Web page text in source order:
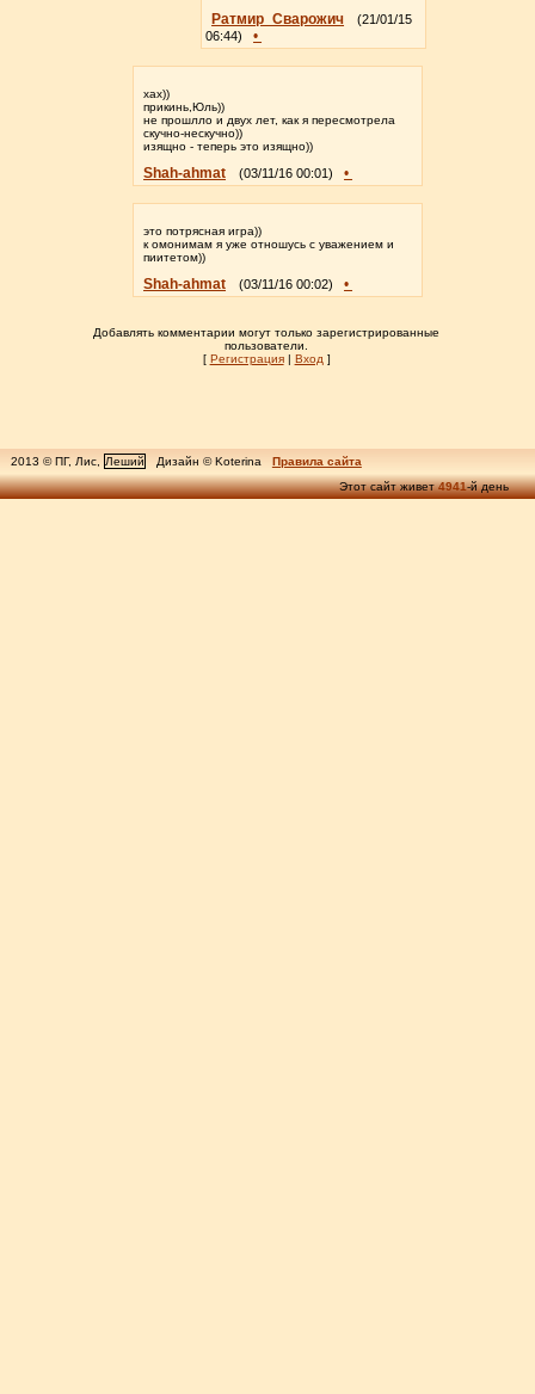
Ратмир_Сварожич
(21/01/15
06:44)
•
хах))
прикинь,Юль))
не прошлло и двух лет, как я пересмотрела
скучно-нескучно))
изящно - теперь это изящно))
Shah-ahmat (03/11/16 00:01) •
это потрясная игра))
к омонимам я уже отношусь с уважением и
пиитетом))
Shah-ahmat (03/11/16 00:02) •
Добавлять комментарии могут только зарегистрированные
пользователи.
[ Регистрация| Вход ]
2013 © ПГ, Лис, Леший Дизайн © Koterina
Правила сайта
Этот сайт живет4941-й день